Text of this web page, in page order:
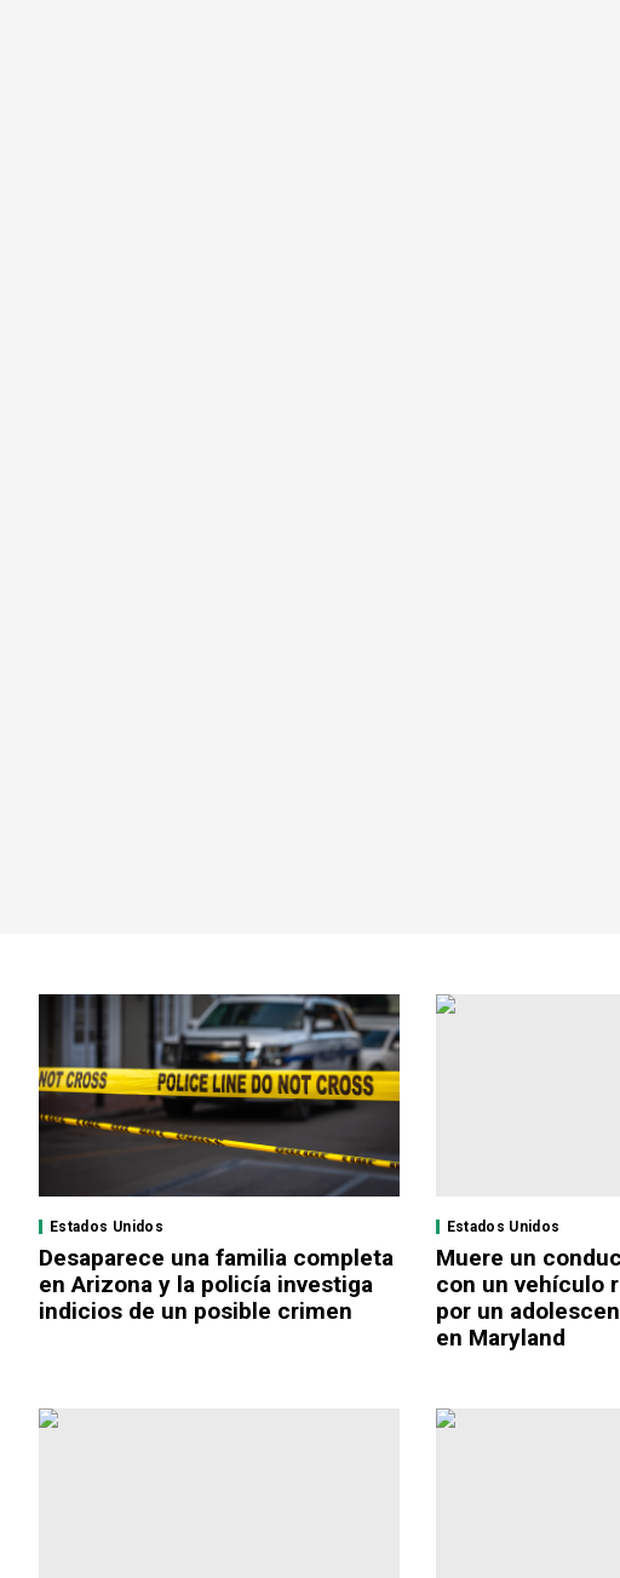
Estados Unidos
Desaparece una familia completa
en Arizona y la policía investiga
indicios de un posible crimen
Estados Unidos
Muere un
con un vehículo
por un
en Maryland